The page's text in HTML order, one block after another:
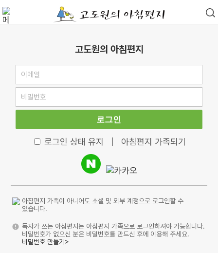
고도원의 아침편지
로그인
로그인 상태 유지 아침편지 가족되기
아침편지 가족이 아니어도 소셜 및 외부 계정으로 로그인할 수
있습니다.
독자가 쓰는 아침편지는 아침편지 가족으로 로그인하셔야 가능합니다.
비밀번호가 없으신 분은 비밀번호를 만드신 후에 이용해 주세요.
비밀번호 만들기>